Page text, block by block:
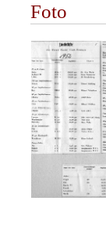
Foto